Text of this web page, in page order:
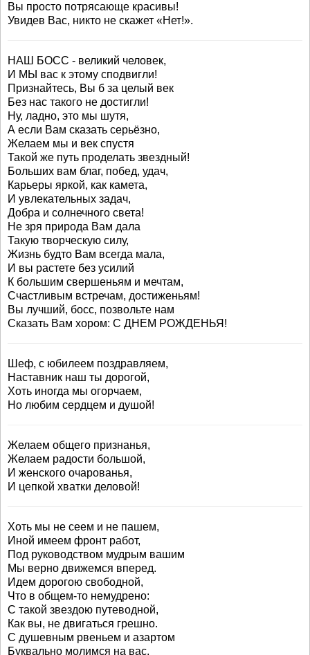
Вы просто потрясающе красивы!
Увидев Вас, никто не скажет «Нет!».
НАШ БОСС - великий человек,
И МЫ вас к этому сподвигли!
Признайтесь, Вы б за целый век
Без нас такого не достигли!
Ну, ладно, это мы шутя,
А если Вам сказать серьёзно,
Желаем мы и век спустя
Такой же путь проделать звездный!
Больших вам благ, побед, удач,
Карьеры яркой, как камета,
И увлекательных задач,
Добра и солнечного света!
Не зря природа Вам дала
Такую творческую силу,
Жизнь будто Вам всегда мала,
И вы растете без усилий
К большим свершеньям и мечтам,
Счастливым встречам, достиженьям!
Вы лучший, босс, позвольте нам
Сказать Вам хором: С ДНЕМ РОЖДЕНЬЯ!
Шеф, с юбилеем поздравляем,
Наставник наш ты дорогой,
Хоть иногда мы огорчаем,
Но любим сердцем и душой!
Желаем общего признанья,
Желаем радости большой,
И женского очарованья,
И цепкой хватки деловой!
Хоть мы не сеем и не пашем,
Иной имеем фронт работ,
Под руководством мудрым вашим
Мы верно движемся вперед.
Идем дорогою свободной,
Что в общем-то немудрено:
С такой звездою путеводной,
Как вы, не двигаться грешно.
С душевным рвеньем и азартом
Буквально молимся на вас,